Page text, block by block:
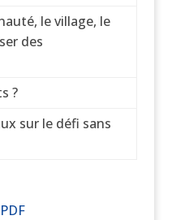
le village, le
des
?
sur le défi sans